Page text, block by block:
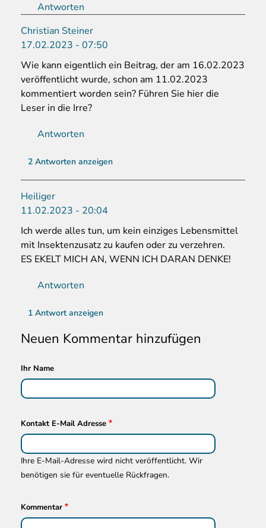
Antworten
Christian Steiner
17.02.2023 - 07:50
Wie kann eigentlich ein Beitrag, der am 16.02.2023
veröffentlicht wurde, schon am 11.02.2023
kommentiert worden sein? Führen Sie hier die
Leser in die Irre?
Antworten
2 Antworten anzeigen
Heiliger
11.02.2023 - 20:04
Ich werde alles tun, um kein einziges Lebensmittel
mit Insektenzusatz zu kaufen oder zu verzehren.
ES EKELT MICH AN, WENN ICH DARAN DENKE!
Antworten
1 Antwort anzeigen
Neuen Kommentar hinzufügen
Ihr Name
Kontakt E-Mail Adresse
Ihre E-Mail-Adresse wird nicht veröffentlicht. Wir
benötigen sie für eventuelle Rückfragen.
Kommentar